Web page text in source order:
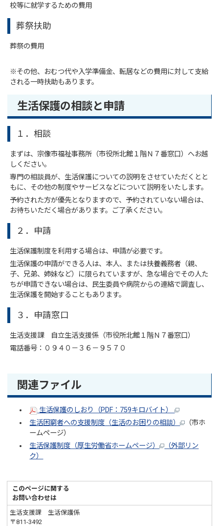
校等に就学するための費用
葬祭扶助
葬祭の費用
※その他、おむつ代や入学準備金、転居などの費用に対して支給
される一時扶助もあります。
生活保護の相談と申請
１．相談
まずは、宗像市福祉事務所（市役所北館１階Ｎ７番窓口）へお越
しください。
専門の相談員が、生活保護についての説明をさせていただくとと
もに、その他の制度やサービスなどについて説明をいたします。
予約された方が優先となりますので、予約されていない場合は、
お待ちいただく場合があります。ご了承ください。
２．申請
生活保護制度を利用する場合は、申請が必要です。
生活保護の申請ができる人は、本人、または扶養義務者（親、
子、兄弟、姉妹など）に限られていますが、急な場合でその人た
ちが申請できない場合は、民生委員や病院からの連絡で調査し、
生活保護を開始することもあります。
３．申請窓口
生活支援課 自立生活支援係（市役所北館１階Ｎ７番窓口）
電話番号：０９４０－３６－９５７０
関連ファイル
生活保護のしおり（PDF：759キロバイト）
生活困窮者への支援制度（生活のお困りの相談）
（市ホ
ームページ）
生活保護制度（厚生労働省ホームページ）
（外部リン
ク）
このページに関する
お問い合わせは
生活支援課 生活保護係
〒811-3492